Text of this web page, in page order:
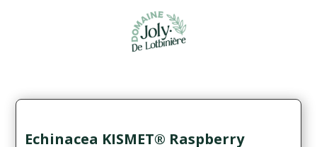
Echinacea KISMET® Raspberry